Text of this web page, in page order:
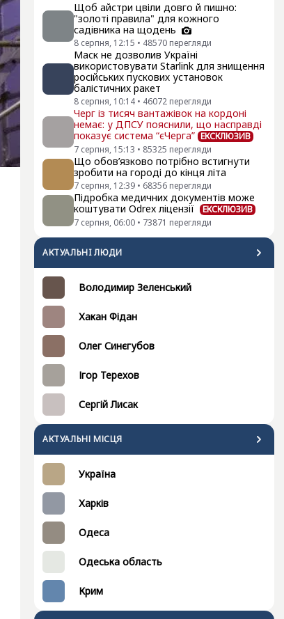
Щоб айстри цвіли довго й пишно:
"золоті правила" для кожного
садівника на щодень
8 серпня, 12:15 • 48570 перегляди
Маск не дозволив Україні
використовувати Starlink для знищення
російських пускових установок
балістичних ракет
8 серпня, 10:14 • 46072 перегляди
Черг із тисяч вантажівок на кордоні
немає: у ДПСУ пояснили, що насправді
показує система “єЧерга” ЕКСКЛЮЗИВ
7 серпня, 15:13 • 85325 перегляди
Що обов’язково потрібно встигнути
зробити на городі до кінця літа
7 серпня, 12:39 • 68356 перегляди
Підробка медичних документів може
коштувати Odrex ліцензії
ЕКСКЛЮЗИВ
7 серпня, 06:00 • 73871 перегляди
АКТУАЛЬНI ЛЮДИ
Володимир Зеленський
Хакан Фідан
Олег Синєгубов
Ігор Терехов
Сергій Лисак
АКТУАЛЬНІ МІСЦЯ
Україна
Харків
Одеса
Одеська область
Крим